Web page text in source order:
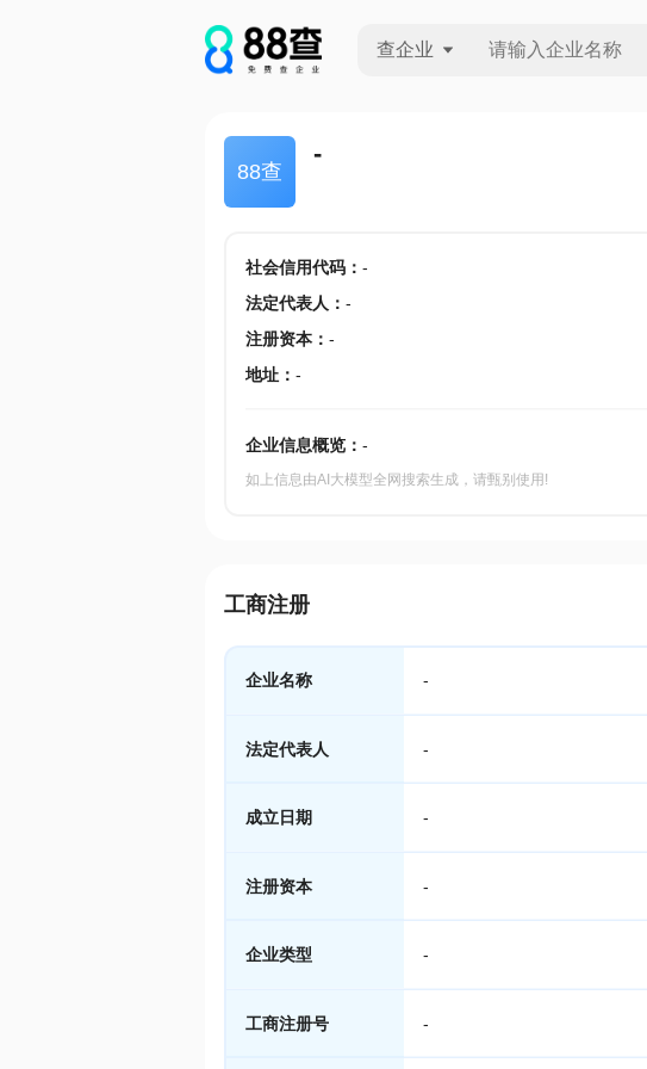
查企业
88查
-
社会信用代码： -
法定代表人 ： -
注册资本： -
地址： -
企业信息概览： -
如上信息由AI大模型全网搜索生成，请甄别使用!
工商注册
企业名称 -
法定代表人 -
成立日期 -
注册资本 -
企业类型 -
工商注册号 -